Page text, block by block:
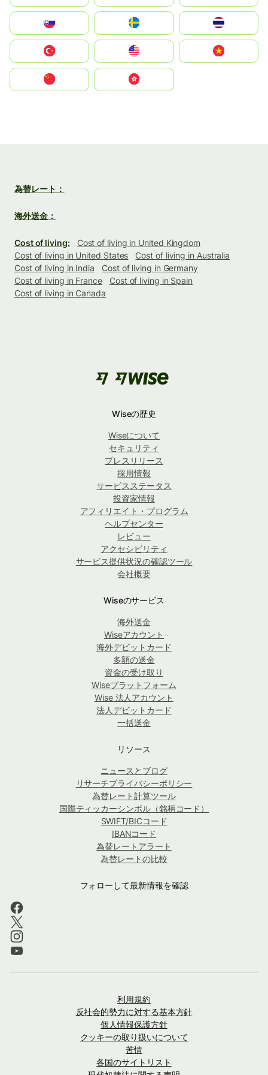
United States
中國香港特別行政區
為替レート：
海外送金：
Cost of living:
Cost of living in United Kingdom
Cost of living in United States
Cost of living in Australia
Cost of living in India
Cost of living in Germany
Cost of living in France
Cost of living in Spain
Cost of living in Canada
Wiseの歴史
Wiseについて
セキュリティ
プレスリリース
採用情報
サービスステータス
投資家情報
アフィリエイト・プログラム
ヘルプセンター
レビュー
アクセシビリティ
サービス提供状況の確認ツール
会社概要
Wiseのサービス
海外送金
Wiseアカウント
海外デビットカード
多額の送金
資金の受け取り
Wiseプラットフォーム
Wise 法人アカウント
法人デビットカード
一括送金
リソース
ニュースとブログ
リサーチプライバシーポリシー
為替レート計算ツール
国際ティッカーシンボル（銘柄コード）
SWIFT/BICコード
IBANコード
為替レートアラート
為替レートの比較
フォローして最新情報を確認
利用規約
反社会的勢力に対する基本方針
個人情報保護方針
クッキーの取り扱いについて
苦情
各国のサイトリスト